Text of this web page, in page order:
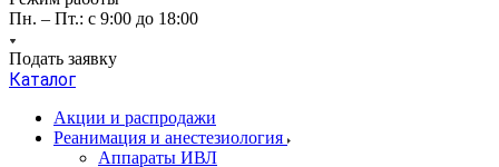
Пн. – Пт.: с 9:00 до 18:00
Подать заявку
Каталог
Акции и распродажи
Реанимация и анестезиология
Аппараты ИВЛ